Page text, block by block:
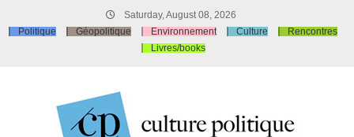
Saturday, August 08, 2026
Politique
Géopolitique Environnement Culture
Rencontres
Livres/books